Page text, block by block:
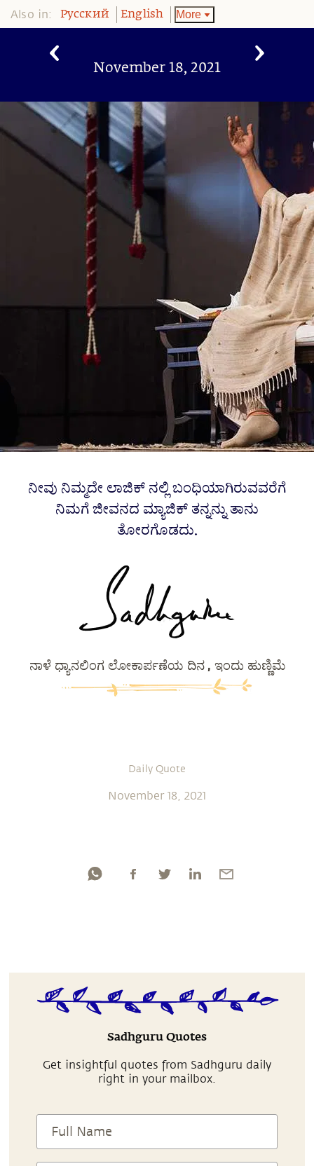
Also in: Pусский English More
November 18, 2021
ನೀವು ನಿಮ್ಮದೇ ಲಾಜಿಕ್ ನಲ್ಲಿ ಬಂಧಿಯಾಗಿರುವವರೆಗೆ
ನಿಮಗೆ ಜೀವನದ ಮ್ಯಾಜಿಕ್ ತನ್ನನ್ನು ತಾನು
ತೋರಗೊಡದು.
ನಾಳೆ ಧ್ಯಾನಲಿಂಗ ಲೋಕಾರ್ಪಣೆಯ ದಿನ , ಇಂದು ಹುಣ್ಣಿಮೆ
Daily Quote
November 18, 2021
Sadhguru Quotes
Get insightful quotes from Sadhguru daily
right in your mailbox.